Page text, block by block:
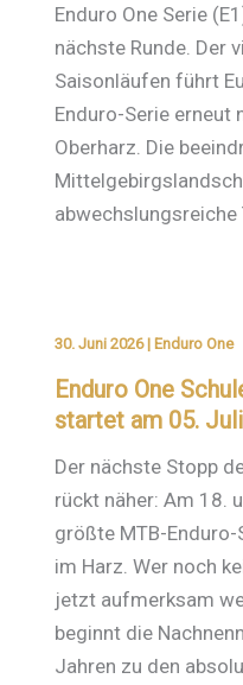
Enduro One Serie
nächste Runde. Der
Saisonläufen führt
Enduro-Serie erneut
Oberharz. Die
30. Juni 2026 | Enduro One
Enduro One
startet am 05. Juli
Der nächste Stopp
rückt näher: Am 18.
größte MTB-
im Harz. Wer noch
jetzt aufmerksam
beginnt die
Jahren zu den